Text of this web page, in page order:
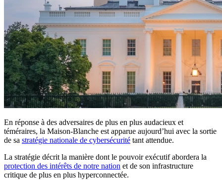
En réponse à des adversaires de plus en plus audacieux et
téméraires, la Maison-Blanche est apparue aujourd’hui avec la sortie
de sa stratégie nationale de cybersécurité tant attendue.
La stratégie décrit la manière dont le pouvoir exécutif abordera la
protection des intérêts de notre nation et de son infrastructure
critique de plus en plus hyperconnectée.